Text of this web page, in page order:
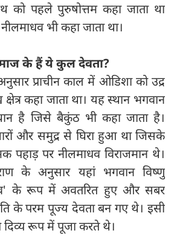
को पहले पुरुषोत्तम कहा जाता था
भी कहा जाता था।
के हैं ये कुल देवता?
प्राचीन काल में ओडिशा को उद्र
कहा जाता था। यह स्थान भगवान
है जिसे बैकुंठ भी कहा जाता है।
और समुद्र से घिरा हुआ था जिसके
पहाड़ पर नीलमाधव विराजमान थे।
के अनुसार यहां भगवान विष्णु
के रूप में अवतरित हुए और सबर
के परम पूज्य देवता बन गए थे। इसी
रूप में पूजा करते थे।